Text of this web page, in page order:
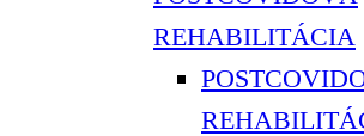
REHABILITÁCIA